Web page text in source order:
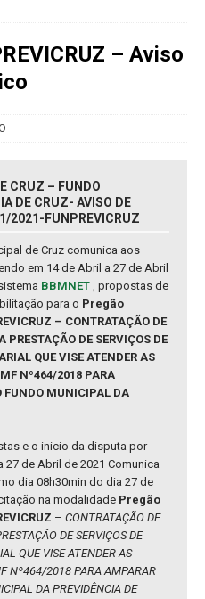
– Aviso
CRUZ – FUNDO
DE CRUZ- AVISO DE
2021-FUNPREVICRUZ
de Cruz comunica aos
em 14 de Abril a 27 de Abril
BBMNET , propostas de
para o Pregão
– CONTRATAÇÃO DE
DE SERVIÇOS DE
QUE VISE ATENDER AS
Nº464/2018 PARA
FUNDO MUNICIPAL DA
e o inicio da disputa por
27 de Abril de 2021 Comunica
dia 08h30min do dia 27 de
na modalidade Pregão
– CONTRATAÇÃO DE
DE SERVIÇOS DE
QUE VISE ATENDER AS
Nº464/2018 PARA AMPARAR
DA PREVIDÊNCIA DE